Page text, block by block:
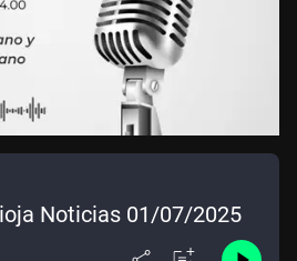
Noticias 01/07/2025